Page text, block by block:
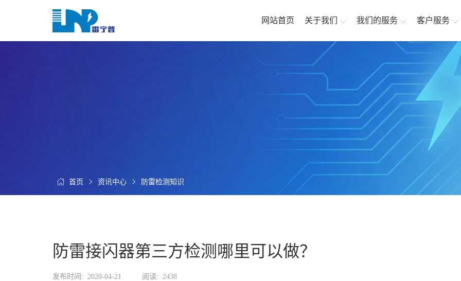
网站首页 关于我们 我们的服务 客户服务
首页 资讯中心 防雷检测知识
防雷接闪器第三方检测哪里可以做？
发布时间: 2020-04-21 阅读: 2438
站
心